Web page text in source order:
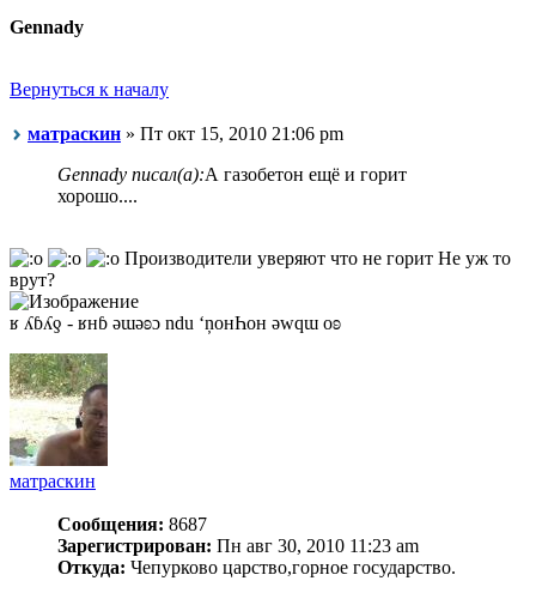
Gennady
Вернуться к началу
матраскин » Пт окт 15, 2010 21:06 pm
Gennady писал(а):А газобетон ещё и горит
хорошо....
Производители уверяют что не горит Не уж то
врут?
ʁ ʎɓʎƍ - ʁнɓ ǝɯǝʚɔ ndu ‘ņонҺон ǝwqɯ оʚ
матраскин
Сообщения: 8687
Зарегистрирован: Пн авг 30, 2010 11:23 am
Откуда: Чепурково царство,горное государство.